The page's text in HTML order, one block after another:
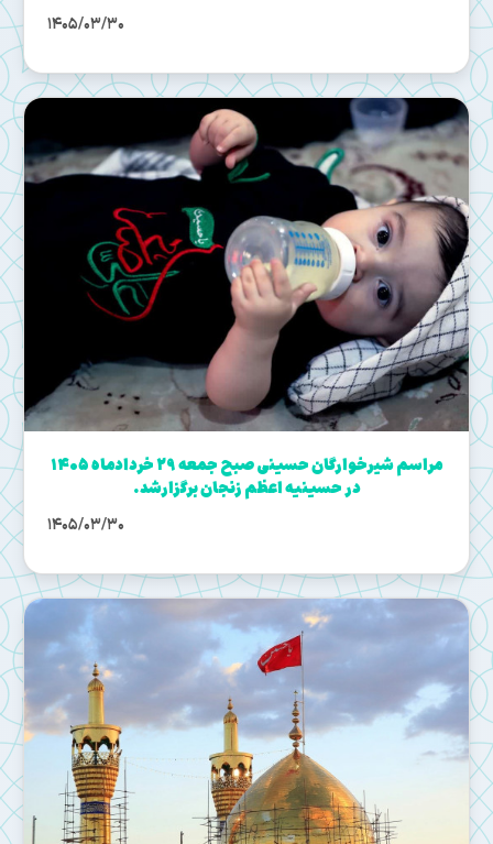
1405/03/30
مراسم شیرخوارگان حسینی صبح جمعه 29 خردادماه 1405
در حسینیه اعظم زنجان برگزارشد.
1405/03/30